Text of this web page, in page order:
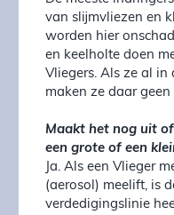
van slijmvliezen en
worden hier
en keelholte doen
Vliegers. Als ze al in
maken ze daar geen
Maakt het nog uit
een grote of een
Ja. Als een Vlieger
(aerosol) meelift, is
verdedigingslinie